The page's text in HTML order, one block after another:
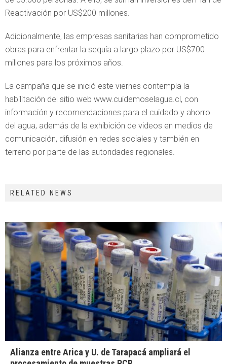
Reactivación por US$200 millones.
Adicionalmente, las empresas sanitarias han comprometido
obras para enfrentar la sequía a largo plazo por US$700
millones para los próximos años.
La campaña que se inició este viernes contempla la
habilitación del sitio web www.cuidemoselagua.cl, con
información y recomendaciones para el cuidado y ahorro
del agua, además de la exhibición de videos en medios de
comunicación, difusión en redes sociales y también en
terreno por parte de las autoridades regionales.
RELATED NEWS
Alianza entre Arica y U. de Tarapacá ampliará el